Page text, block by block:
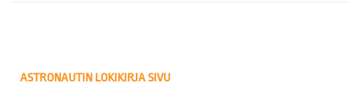
ASTRONAUTIN LOKIKIRJA SIVU